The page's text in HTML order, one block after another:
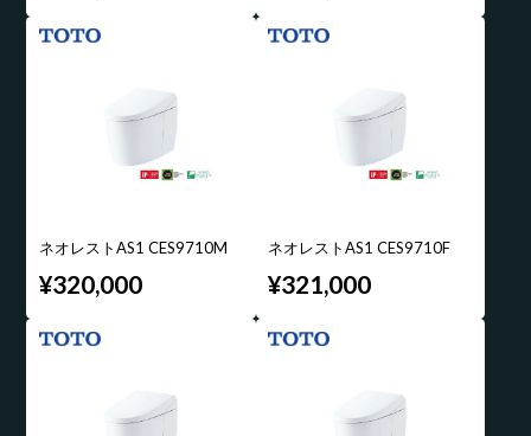
ネオレストAS1 CES9710M
¥320,000
ネオレストAS1 CES9710F
¥321,000